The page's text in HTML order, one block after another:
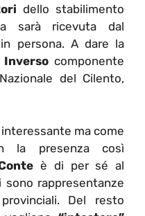
dello stabilimento
sarà ricevuta dal
persona. A dare la
Inverso componente
del Cilento,
ma come
la presenza così
è di per sé al
rappresentanze
Del resto